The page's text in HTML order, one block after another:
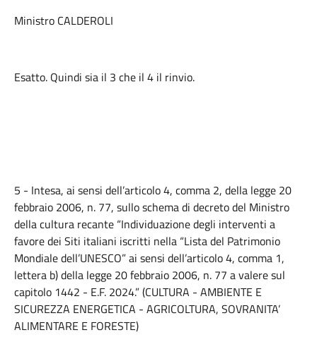
Ministro CALDEROLI
Esatto. Quindi sia il 3 che il 4 il rinvio.
5 - Intesa, ai sensi dell’articolo 4, comma 2, della legge 20
febbraio 2006, n. 77, sullo schema di decreto del Ministro
della cultura recante “Individuazione degli interventi a
favore dei Siti italiani iscritti nella “Lista del Patrimonio
Mondiale dell’UNESCO” ai sensi dell’articolo 4, comma 1,
lettera b) della legge 20 febbraio 2006, n. 77 a valere sul
capitolo 1442 - E.F. 2024.” (CULTURA - AMBIENTE E
SICUREZZA ENERGETICA - AGRICOLTURA, SOVRANITA’
ALIMENTARE E FORESTE)